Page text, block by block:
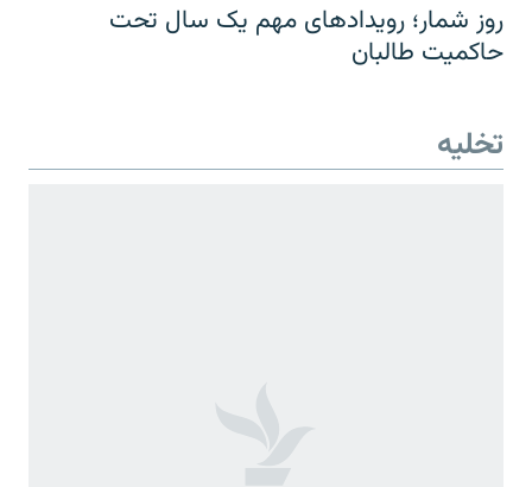
روز شمار؛ رویدادهای مهم یک سال تحت
حاکمیت طالبان
تخلیه